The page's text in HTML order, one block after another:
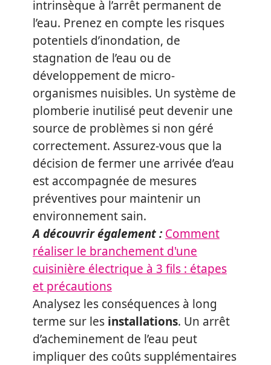
intrinsèque à l’arrêt permanent de
l’eau. Prenez en compte les risques
potentiels d’inondation, de
stagnation de l’eau ou de
développement de micro-
organismes nuisibles. Un système de
plomberie inutilisé peut devenir une
source de problèmes si non géré
correctement. Assurez-vous que la
décision de fermer une arrivée d’eau
est accompagnée de mesures
préventives pour maintenir un
environnement sain.
A découvrir également : Comment
réaliser le branchement d'une
cuisinière électrique à 3 fils : étapes
et précautions
Analysez les conséquences à long
terme sur les installations. Un arrêt
d’acheminement de l’eau peut
impliquer des coûts supplémentaires